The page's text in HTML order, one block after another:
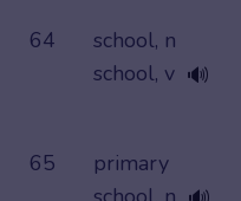
64
school, n
school, v 🔊
65
primary